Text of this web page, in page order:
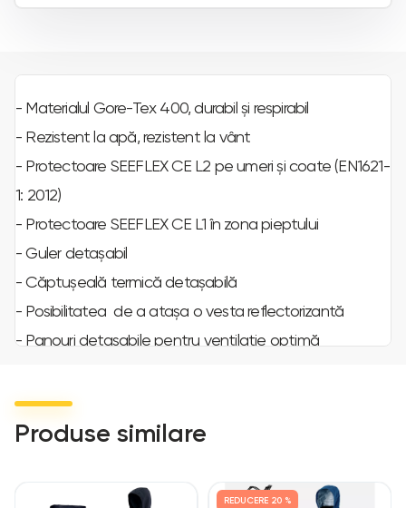
- Materialul Gore-Tex 400, durabil și respirabil
- Rezistent la apă, rezistent la vânt
- Protectoare SEEFLEX CE L2 pe umeri și coate (EN1621-
1: 2012)
- Protectoare SEEFLEX CE L1 în zona pieptului
- Guler detașabil
- Căptușeală termică detașabilă
- Posibilitatea de a atașa o vesta reflectorizantă
- Panouri detașabile pentru ventilație optimă
- Buzunar interior rezistent la apa
- Buzunare pe piept și un buzunar mare spate
Produse similare
REDUCERE 20 %